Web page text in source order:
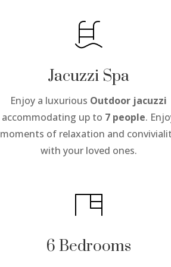
Jacuzzi Spa
Enjoy a luxurious Outdoor jacuzzi
accommodating up to 7 people.
moments of relaxation and
with your loved ones.
6 Bedrooms